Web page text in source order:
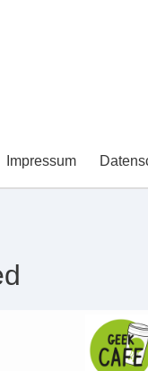
Impressum